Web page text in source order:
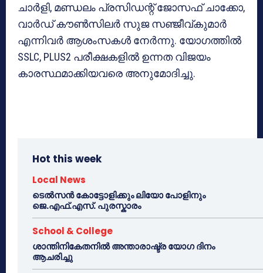
ചാര്‍ളി, മണ്ഡലം പ്രസിഡന്റ് ജോസഫ് ചാക്കോ,
വാര്‍ഡ് കൗണ്‍സിലര്‍ സുജ സഞ്ജീവ്കുമാര്‍
എന്നിവര്‍ ആശംസകള്‍ നേര്‍ന്നു. യോഗത്തില്‍
SSLC, PLUS2 പരീക്ഷകളില്‍ ഉന്നത വിജയം
കാരസ്ഥമാക്കിയവരെ അനുമോദിച്ചു.
Hot this week
Local News
ടെൽസൻ കോട്ടോളിക്കും ലിയോ പോളിനും
ജെ.എഫ്.എസ്. പുരസ്കാരം
School & College
ശാന്തിനികേതനിൽ അന്താരാഷ്ട്ര യോഗ ദിനം
ആചരിച്ചു